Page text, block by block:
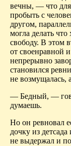
вечны, — что для
пробыть с
другом,
могла делать
свободу. В этом
от своенравной
непрерывно
становился
не возмущалась,
— Бедный, —
думаешь.
Но он ревновал
дочку из
не выдержал и